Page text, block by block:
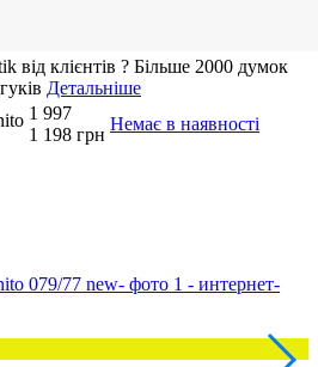
вiд клієнтів ? Більше 2000 думок
Детальніше
1 997
1 198 грн
Немає в наявності